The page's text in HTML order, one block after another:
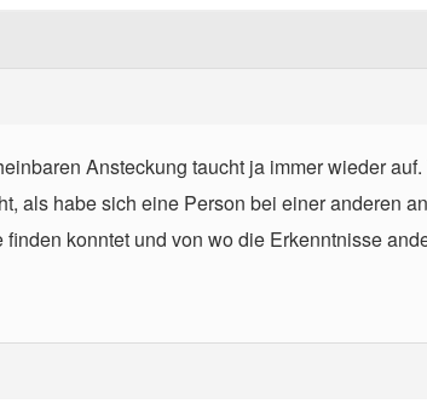
Ansteckung taucht ja immer wieder
als habe sich eine Person bei einer anderen
konntet und von wo die Erkenntnisse